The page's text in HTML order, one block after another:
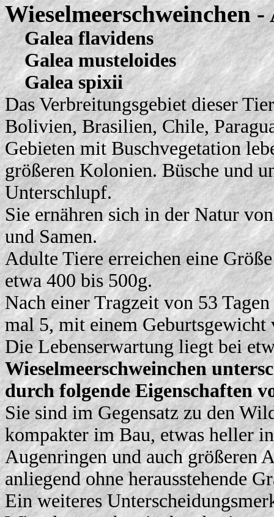
Wieselmeerschweinchen
Galea flavidens
Galea musteloides
Galea spixii
Das Verbreitungsgebiet dieser
Bolivien, Brasilien, Chile,
Gebieten mit Buschvegetation
größeren Kolonien. Büsche und
Unterschlupf.
Sie ernähren sich in der Natur
und Samen.
Adulte Tiere erreichen eine
etwa 400 bis 500g.
Nach einer Tragzeit von 53
mal 5, mit einem Geburtsgewicht
Die Lebenserwartung liegt bei
Wieselmeerschweinchen
durch folgende Eigenschaften
Sie sind im Gegensatz zu den
kompakter im Bau, etwas heller
Augenringen und auch größeren
anliegend ohne herausstehende
Ein weiteres